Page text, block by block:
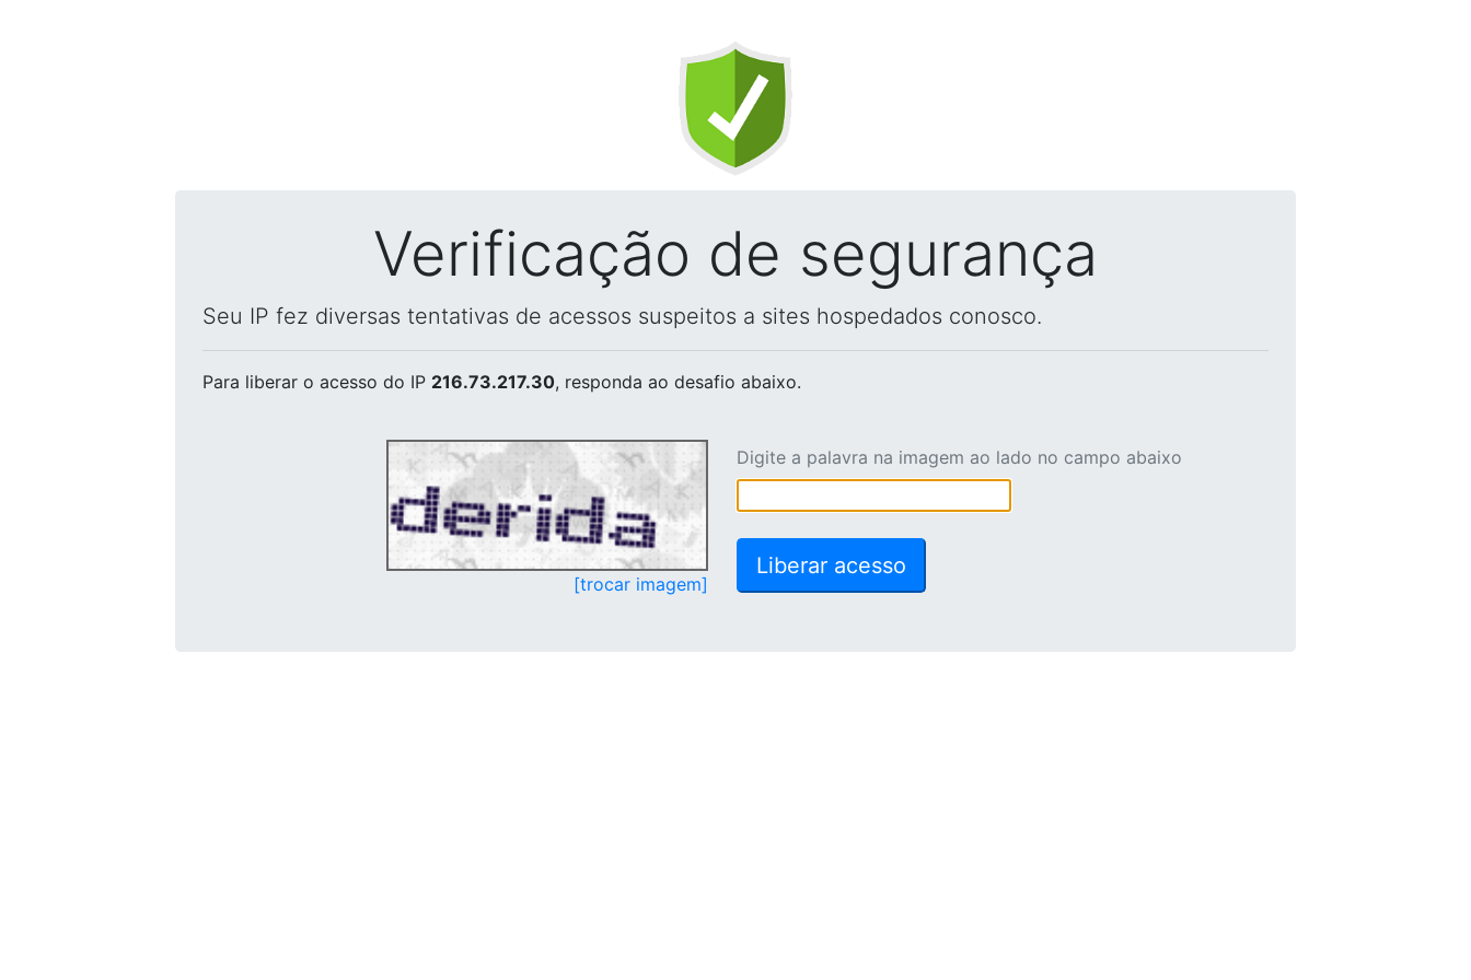
Verificação de segurança
Seu IP fez diversas tentativas de acessos suspeitos a sites hospedados conosco.
Para liberar o acesso do IP 216.73.217.30, responda ao desafio abaixo.
[trocar imagem]
Digite a palavra na imagem ao lado no campo abaixo